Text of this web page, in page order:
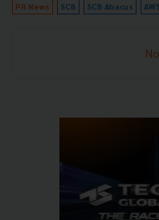
PR News SCB SCB Abacus